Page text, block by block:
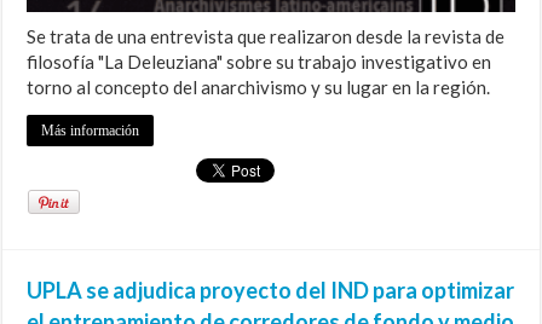
Se trata de una entrevista que realizaron desde la revista de
filosofía "La Deleuziana" sobre su trabajo investigativo en
torno al concepto del anarchivismo y su lugar en la región.
Más información
UPLA se adjudica proyecto del IND para optimizar